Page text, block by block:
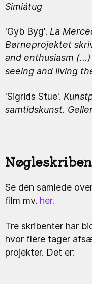
Simiátug
'Gyb Byg'. La
Børneprojektet
and enthusiasm
seeing and living
'Sigrids Stue'.
samtidskunst.
Se den samlede
film mv. her.
Tre skribenter har
hvor flere tager
projekter. Det er: